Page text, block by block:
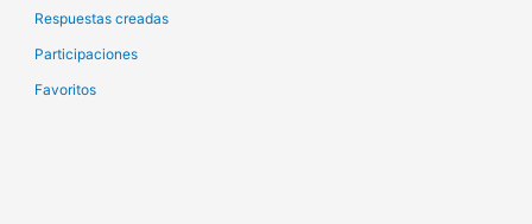
Respuestas creadas
Participaciones
Favoritos